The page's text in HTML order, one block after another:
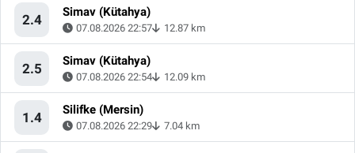
2.4 Simav (Kütahya)
07.08.2026 22:57 12.87 km
2.5 Simav (Kütahya)
07.08.2026 22:54 12.09 km
1.4 Silifke (Mersin)
07.08.2026 22:29 7.04 km